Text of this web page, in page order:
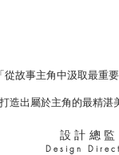
「從故事主角中汲取最重
造出屬於主角的最精湛
設計總監
Design